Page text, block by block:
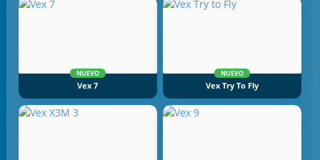
NUEVO
Vex 7
NUEVO
Vex Try To Fly